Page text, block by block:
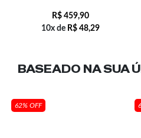
R$ 459,90
10x de R$ 48,29
BASEADO NA SUA
62% OFF